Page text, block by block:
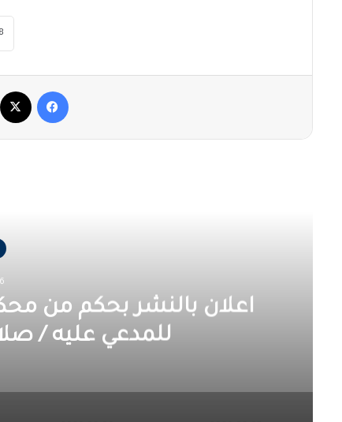
فيسبوك
اعلان بالنشر بحكم من
للمدعي عليه /